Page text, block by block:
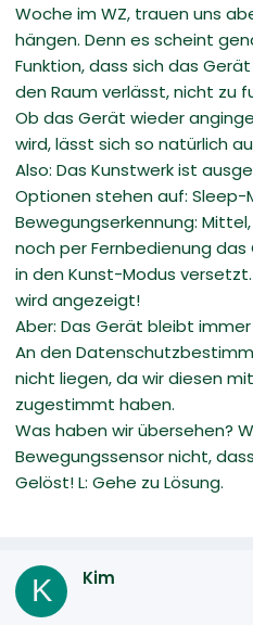
Woche im WZ, trauen uns
hängen. Denn es scheint
Funktion, dass sich das
den Raum verlässt, nicht zu
Ob das Gerät wieder
wird, lässt sich so natürlich
Also: Das Kunstwerk ist
Optionen stehen auf: Sleep-
Bewegungserkennung:
noch per Fernbedienung
in den Kunst-Modus
wird angezeigt!
Aber: Das Gerät bleibt immer
An den
nicht liegen, da wir diesen
zugestimmt haben.
Was haben wir übersehen?
Bewegungssensor nicht,
Gelöst! L: Gehe zu Lösung.
K Kim